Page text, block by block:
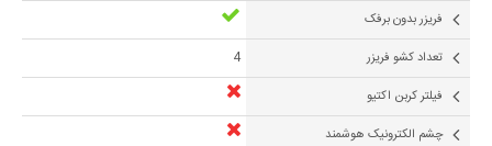
فریزر بدون برفک
تعداد کشو فریزر
4
فیلتر کربن اکتیو
چشم الکترونیک هوشمند